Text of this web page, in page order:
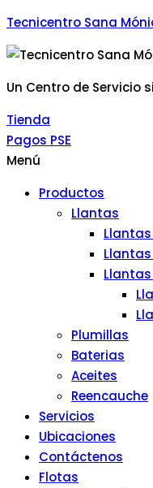
Tecnicentro Sana
Un Centro de Servicio
Tienda
Pagos PSE
Menú
Productos
Llantas
Plumillas
Baterias
Aceites
Reencauche
Servicios
Ubicaciones
Contáctenos
Flotas